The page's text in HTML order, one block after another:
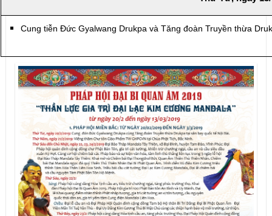
Cung tiễn Đức Gyalwang Drukpa và Tăng đoàn Truyền thừa